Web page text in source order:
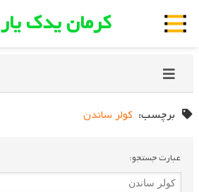
کرمان یدک یار
برچسب: کولر ساندن
عبارت جستجو: